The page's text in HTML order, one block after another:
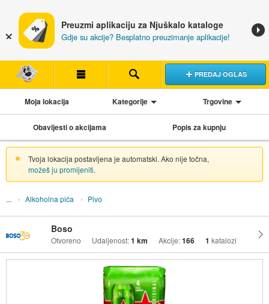
Preuzmi aplikaciju za Njuškalo kataloge
Gdje su akcije? Besplatno preuzimanje aplikacije!
PREDAJ OGLAS
Moja lokacija Kategorije Trgovine
Obavijesti o akcijama Popis za kupnju
Tvoja lokacija postavljena je automatski. Ako nije točna,
možeš ju promijeniti.
Alkoholna pića Pivo
Boso
Otvoreno Udaljenost:1 km Akcije:166 1 katalozi